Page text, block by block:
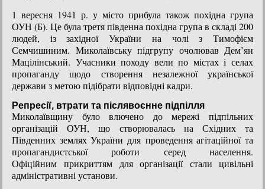
1 вересня 1941 р. у місто прибула також похідна група
ОУН (Б). Це була третя південна похідна група в складі 200
людей, із західної України на чолі з Тимофієм
Семчишиним. Миколаївську підгрупу очолював Дем’ян
Мацілінський. Учасники походу вели по містах і селах
пропаганду щодо створення незалежної української
держави з метою підібрати відповідні кадри.
Репресії, втрати та післявоєнне підпілля
Миколаївщину було влючено до мережі підпільних
організацій ОУН, що створювалась на Східних та
Південних землях України для проведення агітаційної та
пропагандистської роботи серед населення.
Офіційним прикриттям для організації стали цивільні
адміністративні установи.